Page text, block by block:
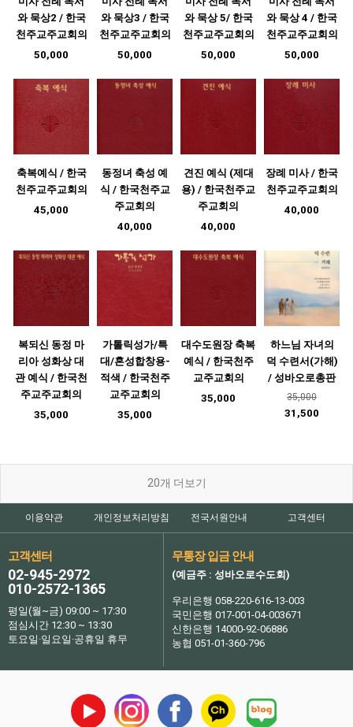
와 묵상2 / 한국
천주교주교회의
50,000
와 묵상3 / 한국
천주교주교회의
50,000
와 묵상 5/ 한국
천주교주교회의
50,000
와 묵상 4 / 한국
천주교주교회의
50,000
축복예식 / 한국
천주교주교회의
45,000
동정녀 축성 예
식 / 한국천주교
주교회의
40,000
견진 예식 (제대
용) / 한국천주교
주교회의
40,000
장례 미사 / 한국
천주교주교회의
40,000
복되신 동정 마
리아 성화상 대
관 예식 / 한국천
주교주교회의
35,000
가톨릭성가/특
대/혼성합창용-
적색 / 한국천주
교주교회의
35,000
대수도원장 축복
예식 / 한국천주
교주교회의
35,000
하느님 자녀의
덕 수련서(가해)
/ 성바오로총판
35,000
31,500
20개 더보기
이용약관 개인정보처리방침 전국서원안내 고객센터
고객센터
02-945-2972
010-2572-1365
평일(월~금) 09:00 ~ 17:30
점심시간 12:30 ~ 13:30
토요일·일요일·공휴일 휴무
무통장 입금 안내
(예금주 : 성바오로수도회)
우리은행 058-220-616-13-003
국민은행 017-001-04-003671
신한은행 14000-92-06886
농협 051-01-360-796